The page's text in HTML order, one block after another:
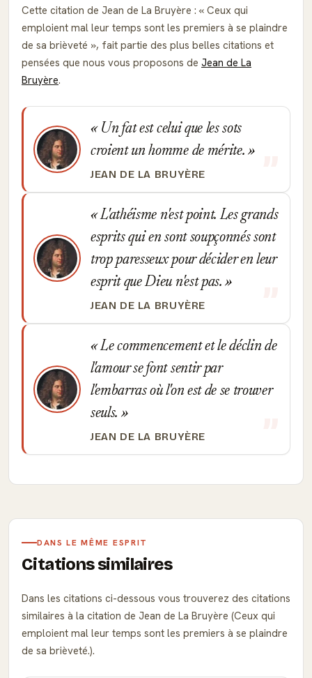
Cette citation de Jean de La Bruyère :
Ceux qui
emploient mal leur temps sont les premiers à se plaindre
de sa brièveté
, fait partie des plus belles citations et
pensées que nous vous proposons de Jean de La
Bruyère.
Un fat est celui que les sots
croient un homme de mérite.
JEAN DE LA BRUYÈRE
L'athéisme n'est point. Les grands
esprits qui en sont soupçonnés sont
trop paresseux pour décider en leur
esprit que Dieu n'est pas.
JEAN DE LA BRUYÈRE
Le commencement et le déclin de
l'amour se font sentir par
l'embarras où l'on est de se trouver
seuls.
JEAN DE LA BRUYÈRE
DANS LE MÊME ESPRIT
Citations similaires
Dans les citations ci-dessous vous trouverez des citations
similaires à la citation de Jean de La Bruyère (Ceux qui
emploient mal leur temps sont les premiers à se plaindre
de sa brièveté.).